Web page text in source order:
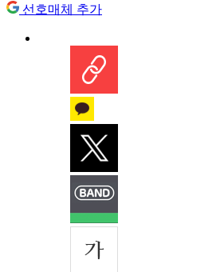
선호매체 추가